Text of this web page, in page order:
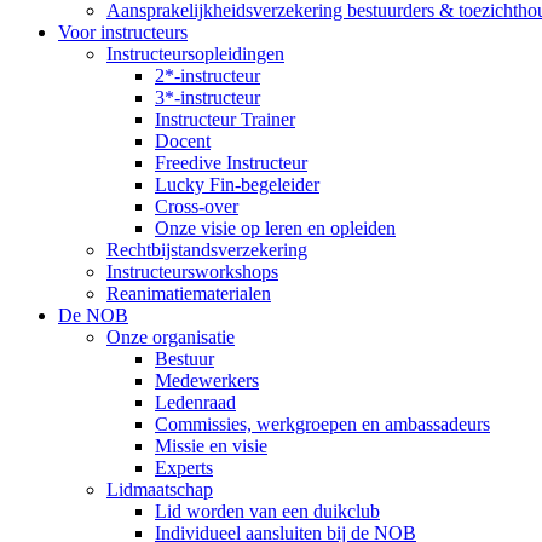
Aansprakelijkheidsverzekering bestuurders &
Voor instructeurs
Instructeursopleidingen
2*-instructeur
3*-instructeur
Instructeur Trainer
Docent
Freedive Instructeur
Lucky Fin-begeleider
Cross-over
Onze visie op leren en opleiden
Rechtbijstandsverzekering
Instructeursworkshops
Reanimatiematerialen
De NOB
Onze organisatie
Bestuur
Medewerkers
Ledenraad
Commissies, werkgroepen en ambassadeurs
Missie en visie
Experts
Lidmaatschap
Lid worden van een duikclub
Individueel aansluiten bij de NOB